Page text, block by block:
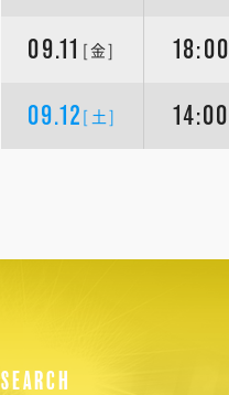
09.11 [金] 18:00
09.12 [土] 14:00
SEARCH